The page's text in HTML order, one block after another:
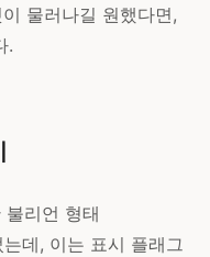
물러나길 원했다면,
.
리언 형태
데, 이는 표시 플래그